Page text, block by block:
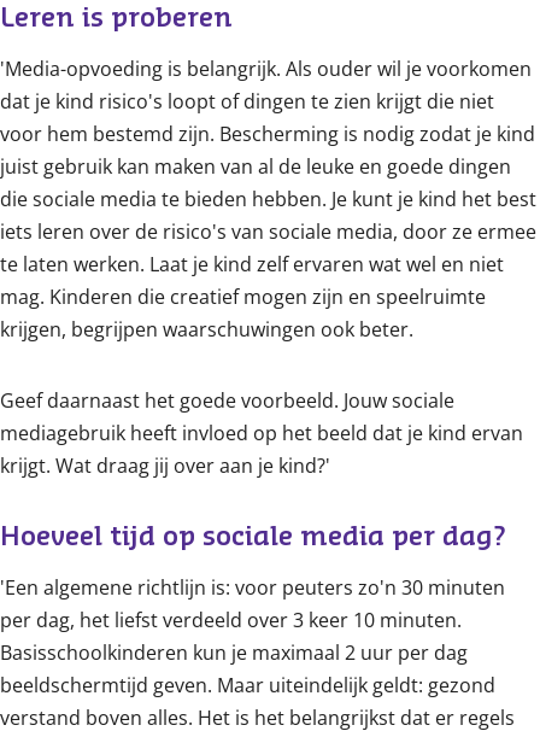
Leren is proberen
'Media-opvoeding is belangrijk. Als ouder wil je voorkomen
dat je kind risico's loopt of dingen te zien krijgt die niet
voor hem bestemd zijn. Bescherming is nodig zodat je kind
juist gebruik kan maken van al de leuke en goede dingen
die sociale media te bieden hebben. Je kunt je kind het best
iets leren over de risico's van sociale media, door ze ermee
te laten werken. Laat je kind zelf ervaren wat wel en niet
mag. Kinderen die creatief mogen zijn en speelruimte
krijgen, begrijpen waarschuwingen ook beter.
Geef daarnaast het goede voorbeeld. Jouw sociale
mediagebruik heeft invloed op het beeld dat je kind ervan
krijgt. Wat draag jij over aan je kind?'
Hoeveel tijd op sociale media per dag?
'Een algemene richtlijn is: voor peuters zo'n 30 minuten
per dag, het liefst verdeeld over 3 keer 10 minuten.
Basisschoolkinderen kun je maximaal 2 uur per dag
beeldschermtijd geven. Maar uiteindelijk geldt: gezond
verstand boven alles. Het is het belangrijkst dat er regels